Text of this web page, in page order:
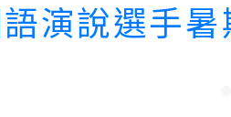
演說選手暑